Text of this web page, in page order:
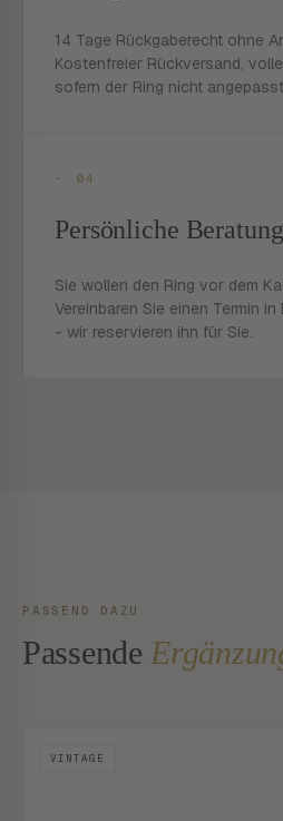
14 Tage Rückgaberecht ohne
Kostenfreier Rückversand,
sofern der Ring nicht
- 04
Persönliche Beratung
Sie wollen den Ring vor dem
Vereinbaren Sie einen Termin
- wir reservieren ihn für Sie.
PASSEND DAZU
Passende
VINTAGE